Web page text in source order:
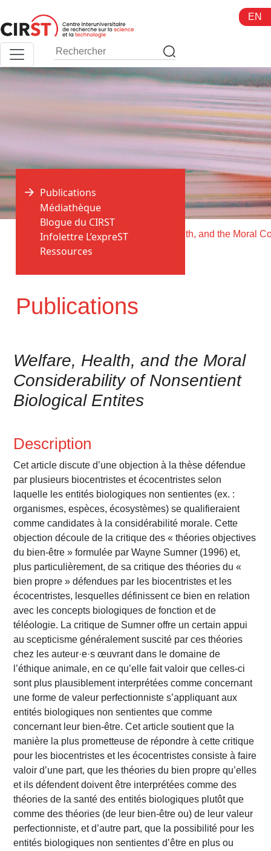
au
contenu
EN
Accueil > Publications >
Publications
Publications
Médiathèque
Blogue du CIRST
Infolettre L’expreST
Ressources
Welfare, Health, and the Moral
Considerability of Nonsentient
Biological Entites
Description
Cet article discute d’une objection à la thèse défendue
par plusieurs biocentristes et écocentristes selon
laquelle les entités biologiques non sentientes (ex. :
organismes, espèces, écosystèmes) se qualifieraient
comme candidates à la considérabilité morale. Cette
objection découle de la critique des « théories objectives
du bien-être » formulée par Wayne Sumner (1996) et,
plus particulièrement, de sa critique des théories du «
bien propre » défendues par les biocentristes et les
écocentristes, lesquelles définissent ce bien en relation
avec les concepts biologiques de fonction et de
téléologie. La critique de Sumner offre un certain appui
au scepticisme généralement suscité par ces théories
chez les auteur·e·s œuvrant dans le domaine de
l’éthique animale, en ce qu’elle fait valoir que celles-ci
sont plus plausiblement interprétées comme concernant
une forme de valeur perfectionniste s’appliquant aux
entités biologiques non sentientes que comme
concernant leur bien-être. Cet article soutient que la
manière la plus prometteuse de répondre à cette critique
pour les biocentristes et les écocentristes consiste à faire
valoir d’une part, que les théories du bien propre qu’elles
et ils défendent doivent être interprétées comme des
théories de la santé des entités biologiques plutôt que
comme des théories (de leur bien-être ou) de leur valeur
perfectionniste, et d’autre part, que la possibilité pour les
entités biologiques non sentientes d’être en plus ou